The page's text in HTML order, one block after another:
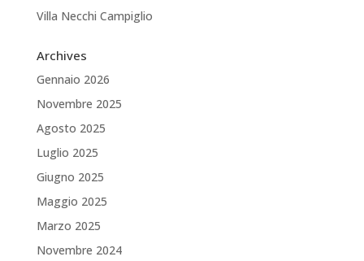
Villa Necchi Campiglio
Archives
Gennaio 2026
Novembre 2025
Agosto 2025
Luglio 2025
Giugno 2025
Maggio 2025
Marzo 2025
Novembre 2024